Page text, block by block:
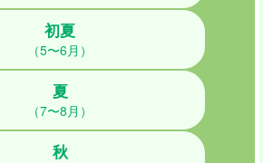
初夏
（5〜6月）
夏
（7〜8月）
秋